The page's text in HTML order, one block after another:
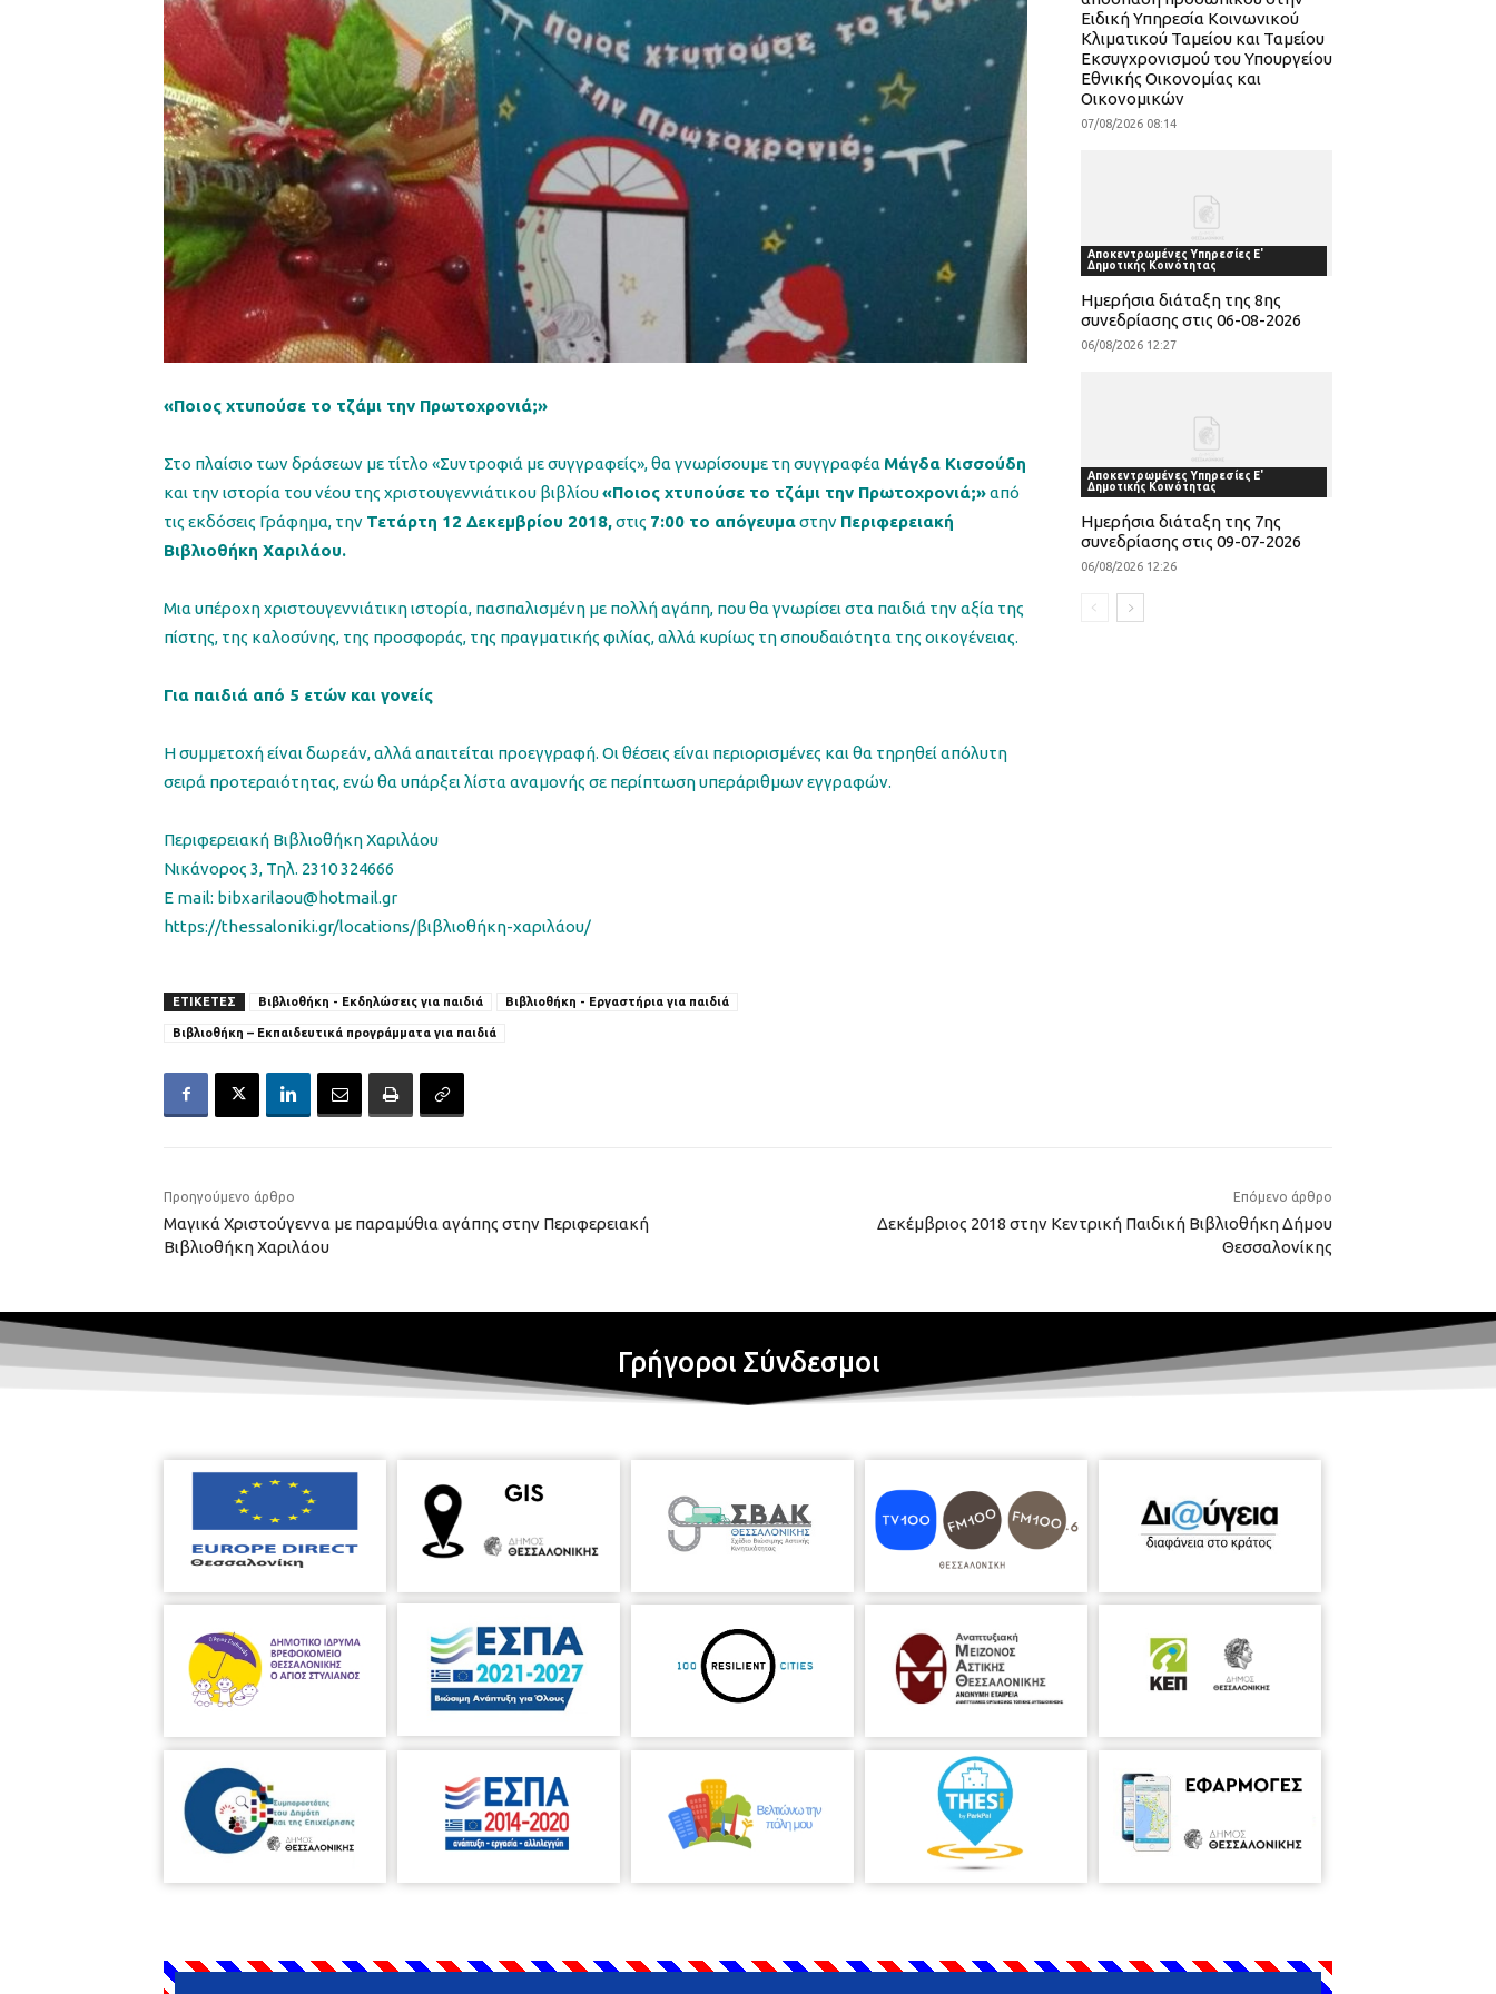
«Ποιος χτυπούσε το τζάμι την Πρωτοχρονιά;»
Στο πλαίσιο των δράσεων με τίτλο «Συντροφιά με συγγραφείς», θα γνωρίσουμε τη συγγραφέα Μάγδα Κισσούδη
και την ιστορία του νέου της χριστουγεννιάτικου βιβλίου«Ποιος χτυπούσε το τζάμι την Πρωτοχρονιά;»από
τις εκδόσεις Γράφημα, την Τετάρτη 12 Δεκεμβρίου 2018,στις 7:00 το απόγευμαστην Περιφερειακή
Βιβλιοθήκη Χαριλάου.
Μια υπέροχη χριστουγεννιάτικη ιστορία, πασπαλισμένη με πολλή αγάπη, που θα γνωρίσει στα παιδιά την αξία της
πίστης, της καλοσύνης, της προσφοράς, της πραγματικής φιλίας, αλλά κυρίως τη σπουδαιότητα της οικογένειας.
Για παιδιά από 5 ετών και γονείς
Η συμμετοχή είναι δωρεάν, αλλά απαιτείται προεγγραφή. Οι θέσεις είναι περιορισμένες και θα τηρηθεί απόλυτη
σειρά προτεραιότητας, ενώ θα υπάρξει λίστα αναμονής σε περίπτωση υπεράριθμων εγγραφών.
Περιφερειακή Βιβλιοθήκη Χαριλάου
Νικάνορος 3, Τηλ. 2310 324666
E mail: bibxarilaou@hotmail.gr
https://thessaloniki.gr/locations/βιβλιοθήκη-χαριλάου/
ΕΤΙΚΕΤΕΣ Βιβλιοθήκη - Εκδηλώσεις για παιδιά Βιβλιοθήκη - Εργαστήρια για παιδιά
Βιβλιοθήκη – Εκπαιδευτικά προγράμματα για παιδιά
Ειδική Υπηρεσία Κοινωνικού
Κλιματικού Ταμείου και Ταμείου
Εκσυγχρονισμού του Υπουργείου
Εθνικής Οικονομίας και
Οικονομικών
07/08/2026 08:14
Αποκεντρωμένες Υπηρεσίες Ε'
Δημοτικής Κοινότητας
Ημερήσια διάταξη της 8ης
συνεδρίασης στις 06-08-2026
06/08/2026 12:27
Αποκεντρωμένες Υπηρεσίες Ε'
Δημοτικής Κοινότητας
Ημερήσια διάταξη της 7ης
συνεδρίασης στις 09-07-2026
06/08/2026 12:26
Προηγούμενο άρθρο
Μαγικά Χριστούγεννα με παραμύθια αγάπης στην Περιφερειακή
Βιβλιοθήκη Χαριλάου
Επόμενο άρθρο
Δεκέμβριος 2018 στην Κεντρική Παιδική Βιβλιοθήκη Δήμου
Θεσσαλονίκης
Γρήγοροι Σύνδεσμοι